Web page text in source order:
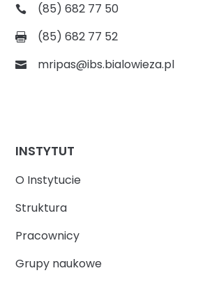
(85) 682 77 50
(85) 682 77 52
mripas@ibs.bialowieza.pl
INSTYTUT
O Instytucie
Struktura
Pracownicy
Grupy naukowe